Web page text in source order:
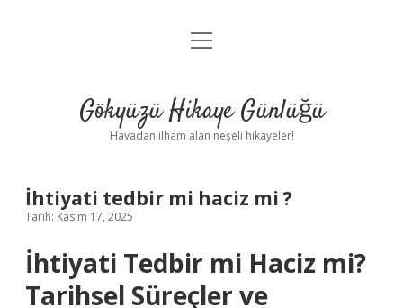
Anasayfa
Yasal Uyarı
menüyü
Gökyüzü Hikaye Günlüğü
Havadan ilham alan neşeli hikayeler!
İhtiyati tedbir mi haciz mi ?
Tarih: Kasım 17, 2025
İhtiyati Tedbir mi Haciz mi?
Tarihsel Süreçler ve